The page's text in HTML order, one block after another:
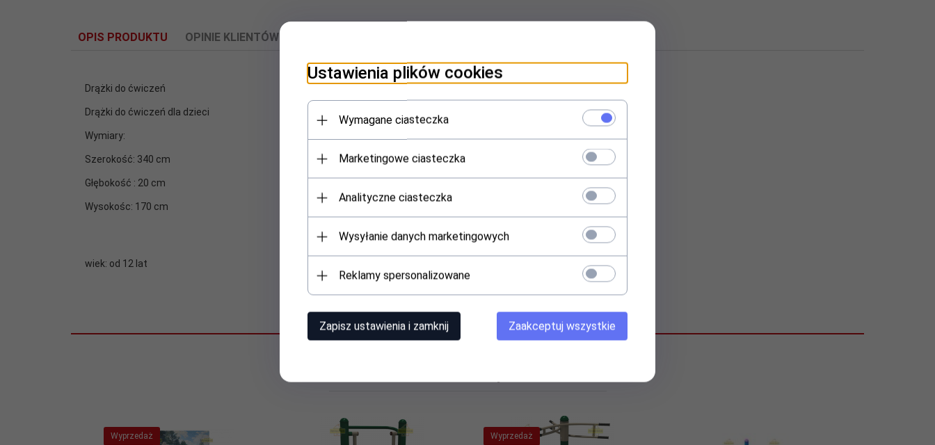
OPIS PRODUKTU OPINIE KLIENTÓW
Drążki do ćwiczeń
Drążki do ćwiczeń dla dzieci
Wymiary:
Szerokość: 340 cm
Głębokość : 20 cm
Wysokośc: 170 cm
wiek: od 12 lat
Wyprzedaż Wyprzedaż
Ustawienia plików cookies
Wymagane ciasteczka
Marketingowe ciasteczka
Analityczne ciasteczka
Wysyłanie danych marketingowych
Reklamy spersonalizowane
Zapisz ustawienia i zamknij Zaakceptuj wszystkie